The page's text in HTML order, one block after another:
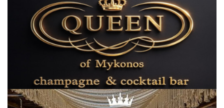
L’Art des Sens
Local Elections 2023